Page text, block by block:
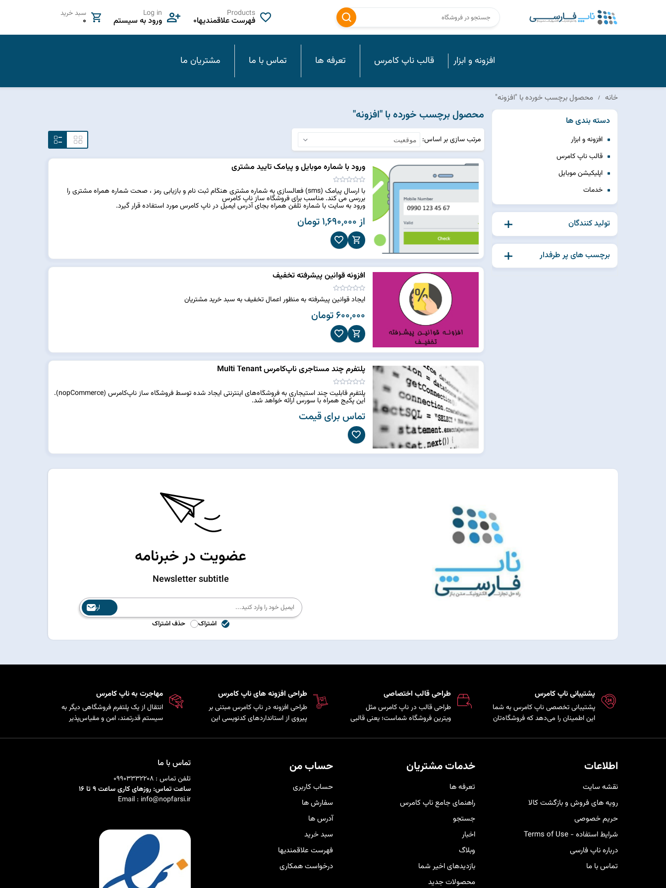
Products
فهرست علاقمندیها0
Log in
ورود به سیستم
سبد خرید
0
افزونه و ابزار قالب ناپ کامرس تعرفه ها تماس با ما مشتریان ما
خانه محصول برچسب خورده با "افزونه"
دسته بندی ها
افزونه و ابزار
قالب ناپ کامرس
اپلیکیشن موبایل
خدمات
تولید کنندگان
برچسب های پر طرفدار
محصول برچسب خورده با "افزونه"
مرتب سازی بر اساس
ورود با شماره موبایل و پیامک تایید مشتری
با ارسال پیامک (sms) فعالسازی به شماره مشتری هنگام ثبت نام و بازیابی رمز ، صحت شماره همراه مشتری را
بررسی می کند. مناسب برای فروشگاه ساز ناپ کامرس
ورود به سایت با شماره تلفن همراه بجای آدرس ایمیل در ناپ کامرس مورد استفاده قرار گیرد.
از 1,690,000 تومان
افزونه قوانین پیشرفته تخفیف
ایجاد قوانین پیشرفته به منظور اعمال تخفیف به سبد خرید مشتریان
600,000 تومان
پلتفرم چند مستاجری ناپ‌کامرس Multi Tenant
پلتفرم قابلیت چند استیجاری به فروشگاه‌های اینترنتی ایجاد شده توسط فروشگاه ساز ناپ‌کامرس (nopCommerce).
این پکیج همراه با سورس ارائه خواهد شد.
تماس برای قیمت
عضویت در خبرنامه
Newsletter subtitle
ارسال
اشتراک
حذف اشتراک
پشتیبانی ناپ کامرس
پشتیبانی تخصصی ناپ کامرس به شما
این اطمینان را می‌دهد که فروشگاه‌تان
فنی در کمترین زمان ممکن برای رفع
کنار شما خواهد بود.
طراحی قالب اختصاصی
طراحی قالب در ناپ کامرس مثل
ویترین فروشگاه شماست؛ یعنی قالبی
مشتری‌هایتان شخصی‌سازی شده تا
خریدی راحت و لذت‌بخش را برای
کاربرانتان فراهم کند
طراحی افزونه های ناپ کامرس
طراحی افزونه در ناپ کامرس مبتنی بر
پیروی از استانداردهای کدنویسی این
و اضافه کردن قابلیت‌های سفارشی را
مهاجرت به ناپ کامرس
انتقال از یک پلتفرم فروشگاهی دیگر به
سیستم قدرتمند، امن و مقیاس‌پذیر
محصولات، مشتریان و سفارش‌ها.
اطلاعات
نقشه سایت
رویه های فروش و بازگشت کالا
حریم خصوصی
شرایط استفاده - Terms of Use
درباره ناپ فارسی
تماس با ما
خدمات مشتریان
تعرفه ها
راهنمای جامع ناپ کامرس
جستجو
اخبار
وبلاگ
بازدیدهای اخیر شما
محصولات جدید
حساب من
حساب کاربری
سفارش ها
آدرس ها
سبد خرید
فهرست علاقمندیها
درخواست همکاری
تماس با ما
تلفن تماس : 09903332208
ساعت تماس: روزهای کاری ساعت 9 تا 16
Email : info@nopfarsi.ir